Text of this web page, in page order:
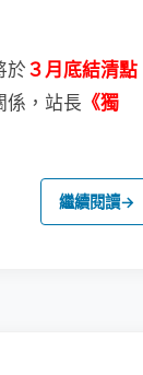
於３月底結清點
係，站長 《獨
繼續閱讀→